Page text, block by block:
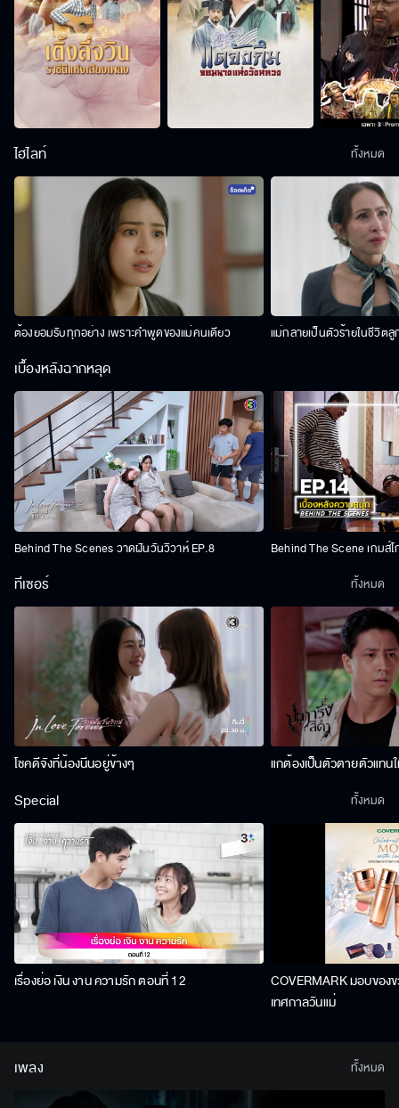
ไฮไลท์
ต้องยอมรับทุกอย่าง เพราะคำพูดของแม่คนเดียว แม่กลายเป็นตัวร้ายในชีวิตลู
ทั้งหมด
เบื้องหลังฉากหลุด
Behind The Scenes วาดฝันวันวิวาห์ EP.8 Behind The Scene เกมส์
ทีเซอร์
โชคดีจังที่น้องนีนอยู่ข้างๆ แกต้องเป็นตัวตายตัวแทน
ทั้งหมด
Special
เรื่องย่อ เงิน งาน ความรัก ตอนที่ 12
COVERMARK มอบขอ
เทศกาลวันแม่
ทั้งหมด
เพลง ทั้งหมด